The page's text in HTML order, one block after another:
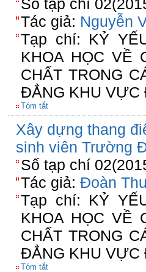
Số tạp chí
Tác giả: Nguyễn
Tạp chí: KỶ
KHOA HỌC VỀ
CHẤT TRONG
ĐẲNG KHU VỰC
Tóm tắt
Xây dựng thang
sinh viên Trường
Số tạp chí
Tác giả: Đoàn
Tạp chí: KỶ
KHOA HỌC VỀ
CHẤT TRONG
ĐẲNG KHU VỰC
Tóm tắt